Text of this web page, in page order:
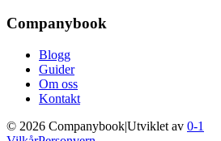
Companybook
Blogg
Guider
Om oss
Kontakt
© 2026 Companybook|Utviklet av 0-1